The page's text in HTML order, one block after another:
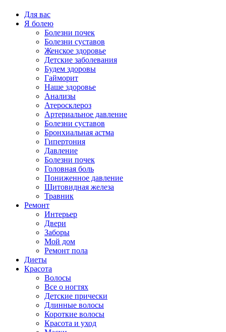
Для вас
Я болею
Болезни почек
Болезни суставов
Женское здоровье
Детские заболевания
Будем здоровы
Гайморит
Наше здоровье
Анализы
Атеросклероз
Артериальное давление
Болезни суставов
Бронхиальная астма
Гипертония
Давление
Болезни почек
Головная боль
Пониженное давление
Щитовидная железа
Травник
Ремонт
Интерьер
Двери
Заборы
Мой дом
Ремонт пола
Диеты
Красота
Волосы
Все о ногтях
Детские прически
Длинные волосы
Короткие волосы
Красота и уход